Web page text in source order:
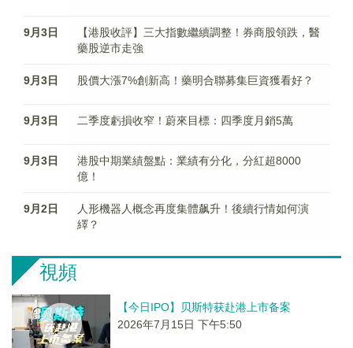
9月3日
【港股收評】三大指數繼續調整！券商股領跌，醫
藥股逆市走強
9月3日 股價大漲7%創新高！藥明合聯募集巨資獲看好？
9月3日 二季度虧損收窄！蔚來目標：四季度月銷5萬
9月3日
港股中期業績盤點：業績有分化，分紅超8000
億！
9月2日
人形機器人概念再度集體飙升！後續行情如何演
繹？
視頻
【今日IPO】贝斯特获赴港上市备案
2026年7月15日 下午5:50